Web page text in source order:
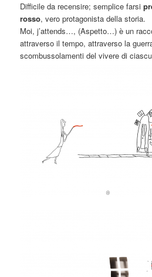
Difficile da recensire; semplice farsi
rosso, vero protagonista della storia.
Moi, j’attends…, (Aspetto…) è un
attraverso il tempo, attraverso la
scombussolamenti del vivere di